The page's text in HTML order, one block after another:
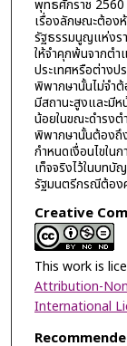
พุทธศักราช
เรื่องลักษณะต้อง
รัฐธรรมนูญแห่งร
ให้จำคุกพ้นจากตำ
ประเทศหรือต่างป
พิพากษานั้นไม่จำ
มีสถานะสูงและมี
น้อยในขณะดำรง
พิพากษานั้นต้องถึ
กำหนดเงื่อนไขใน
เท็จจริงไว้ในบท
รัฐมนตรีกรณีต้อง
Creative
This work is
Attribution-
International